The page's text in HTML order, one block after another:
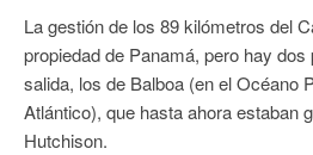
La gestión de los 89 kilómetros del
propiedad de Panamá, pero hay
salida, los de Balboa (en el Océano
Atlántico), que hasta ahora estaban
Hutchison.